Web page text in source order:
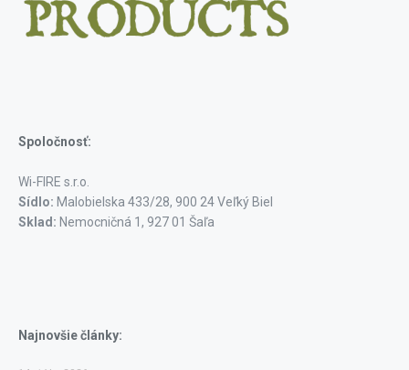
Spoločnosť:
Wi-FIRE s.r.o.
Sídlo: Malobielska 433/28, 900 24 Veľký Biel
Sklad: Nemocničná 1, 927 01 Šaľa
Najnovšie články: